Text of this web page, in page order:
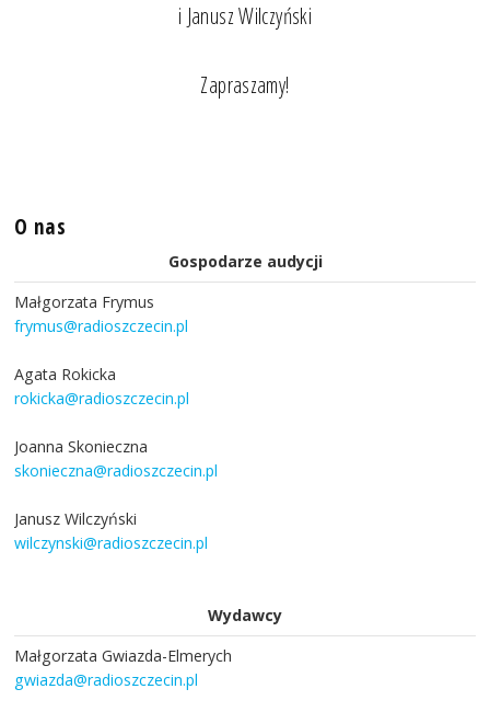
i Janusz Wilczyński
Zapraszamy!
O nas
Gospodarze audycji
Małgorzata Frymus
frymus@radioszczecin.pl
Agata Rokicka
rokicka@radioszczecin.pl
Joanna Skonieczna
skonieczna@radioszczecin.pl
Janusz Wilczyński
wilczynski@radioszczecin.pl
Wydawcy
Małgorzata Gwiazda-Elmerych
gwiazda@radioszczecin.pl